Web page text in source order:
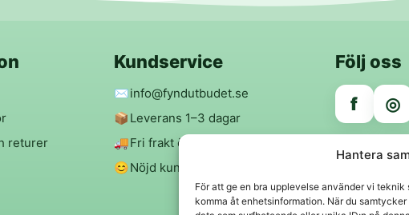
Hantera
För att ge en bra upplevelse använder vi
komma åt enhetsinformation. När du
returer
Kundservice
✉️info@fyndutbudet.se
📦 Leverans 1–3 dagar
🚚Fri frakt över 299 kr
😊Nöjd kund-garanti
Följ oss
f ◎
Trygga
Klarna VISA